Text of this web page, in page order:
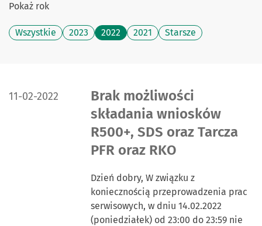
Pokaż rok
Wszystkie 2023 2022 2021 Starsze
DATA PUBLIKACJI:
11-02-2022
Brak możliwości
składania wniosków
R500+, SDS oraz Tarcza
PFR oraz RKO
Dzień dobry, W związku z
koniecznością przeprowadzenia prac
serwisowych, w dniu 14.02.2022
(poniedziałek) od 23:00 do 23:59 nie